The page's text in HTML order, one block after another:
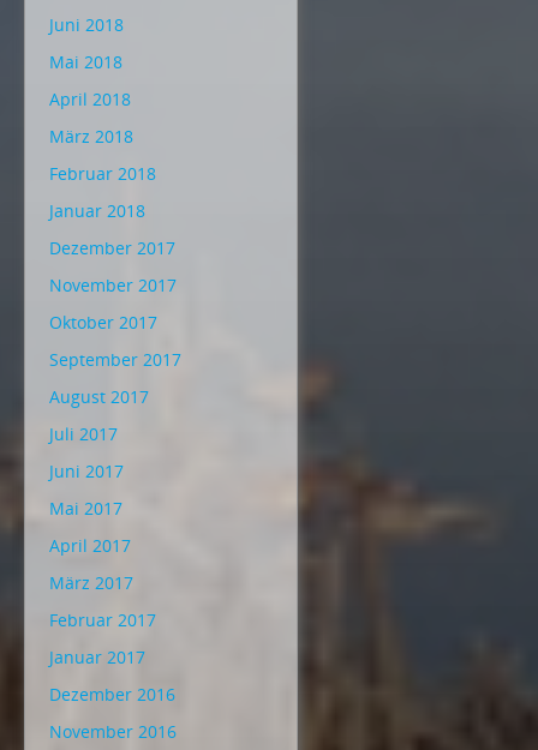
Juni 2018
Mai 2018
April 2018
März 2018
Februar 2018
Januar 2018
Dezember 2017
November 2017
Oktober 2017
September 2017
August 2017
Juli 2017
Juni 2017
Mai 2017
April 2017
März 2017
Februar 2017
Januar 2017
Dezember 2016
November 2016